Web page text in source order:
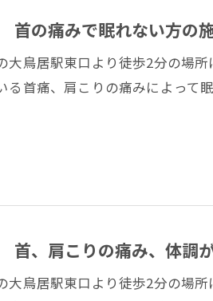
の痛みで眠れない方の
大鳥居駅東口より徒歩2分の場
る首痛、肩こりの痛みによって
、肩こりの痛み、体調
大鳥居駅東口より徒歩2分の場